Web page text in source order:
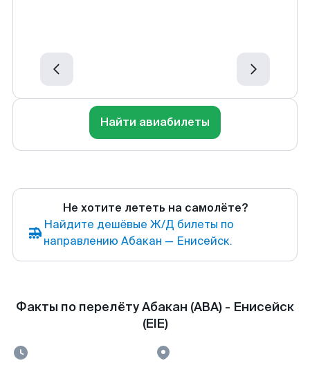
Найти авиабилеты
Не хотите лететь на самолёте?
Найдите дешёвые Ж/Д билеты по
направлению Абакан — Енисейск.
Факты по перелёту Абакан (ABA) - Енисейск
(EIE)